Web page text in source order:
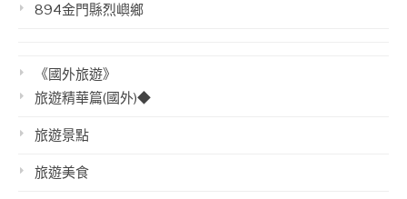
894金門縣烈嶼鄉
《國外旅遊》
旅遊精華篇(國外)◆
旅遊景點
旅遊美食